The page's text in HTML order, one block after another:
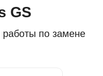
GS
работы по замене